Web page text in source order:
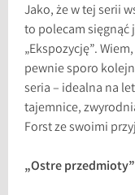
Jako, że w tej serii
to polecam sięgnąć
„Ekspozycję”.
pewnie sporo
seria – idealna na
tajemnice,
Forst ze swoimi
„Ostre